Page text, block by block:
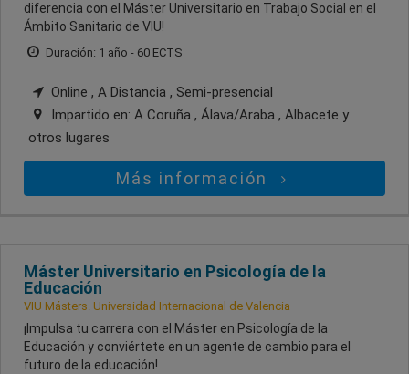
diferencia con el Máster Universitario en Trabajo Social en el
Ámbito Sanitario de VIU!
Duración: 1 año - 60 ECTS
Online , A Distancia , Semi-presencial
Impartido en: A Coruña , Álava/Araba , Albacete y
otros lugares
Más información
Máster Universitario en Psicología de la
Educación
VIU Másters. Universidad Internacional de Valencia
¡Impulsa tu carrera con el Máster en Psicología de la
Educación y conviértete en un agente de cambio para el
futuro de la educación!